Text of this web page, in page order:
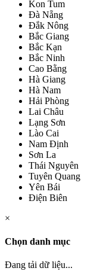
Kon Tum
Đà Nẵng
Đắk Nông
Bắc Giang
Bắc Kạn
Bắc Ninh
Cao Bằng
Hà Giang
Hà Nam
Hải Phòng
Lai Châu
Lạng Sơn
Lào Cai
Nam Định
Sơn La
Thái Nguyên
Tuyên Quang
Yên Bái
Điện Biên
×
Chọn danh mục
Đang tải dữ liệu...